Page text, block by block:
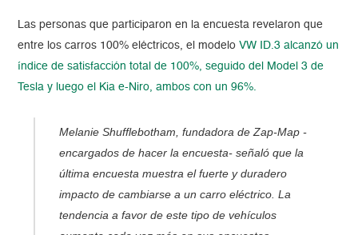
Las personas que participaron en la encuesta revelaron que
entre los carros 100% eléctricos, el modeloVW ID.3 alcanzó un
índice de satisfacción total de 100%, seguido del Model 3 de
Tesla y luego el Kia e-Niro, ambos con un 96%.
Melanie Shufflebotham, fundadora de Zap-Map -
encargados de hacer la encuesta- señaló que la
última encuesta muestra el fuerte y duradero
impacto de cambiarse a un carro eléctrico. La
tendencia a favor de este tipo de vehículos